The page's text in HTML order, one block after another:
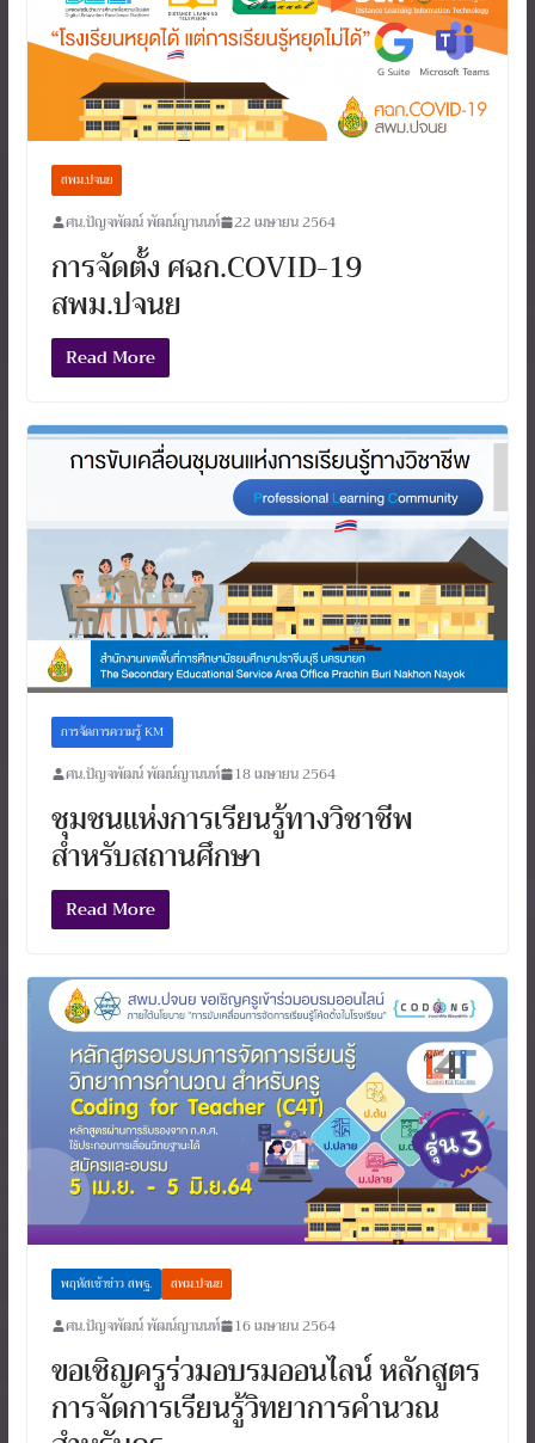
สพม.ปจนย
ศน.ปัญจพัฒน์ พัฒน์ญานนท์ 22 เมษายน 2564
การจัดตั้ง ศฉก.COVID-19
สพม.ปจนย
Read More
การจัดการความรู้ KM
ศน.ปัญจพัฒน์ พัฒน์ญานนท์ 18 เมษายน 2564
ชุมชนแห่งการเรียนรู้ทางวิชาชีพ
สำหรับสถานศึกษา
Read More
พฤหัสเช้าข่าว สพฐ. สพม.ปจนย
ศน.ปัญจพัฒน์ พัฒน์ญานนท์ 16 เมษายน 2564
ขอเชิญครูร่วมอบรมออนไลน์ หลักสูตร
การจัดการเรียนรู้วิทยาการคำนวณ